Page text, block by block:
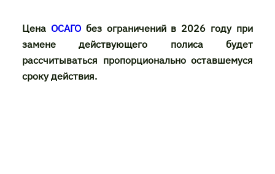
Цена ОСАГО без ограничений в 2026 году при
замене действующего полиса будет
рассчитываться пропорционально оставшемуся
сроку действия.